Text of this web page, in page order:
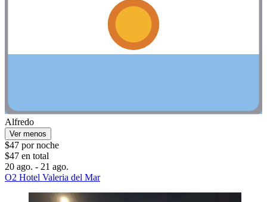
Alfredo
Ver menos
$47 por noche
$47 en total
20 ago. - 21 ago.
O2 Hotel Valeria del Mar